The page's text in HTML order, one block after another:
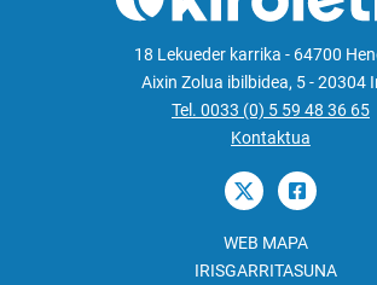
18 Lekueder karrika - 64700
Aixin Zolua ibilbidea, 5 - 20304
Tel. 0033 (0) 5 59 48 36 65
Kontaktua
WEB MAPA
IRISGARRITASUNA